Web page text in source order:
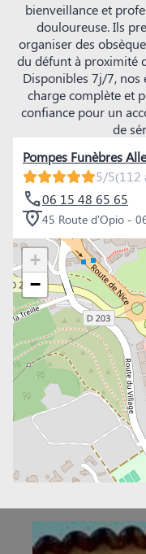
bienveillance et
douloureuse. Ils
organiser des
du défunt à proximité
Disponibles 7j/7, nos
charge complète et
confiance pour un
de
Pompes Funèbres
5/5(112
06 15 48 65 65
45 Route d'Opio -
+
−